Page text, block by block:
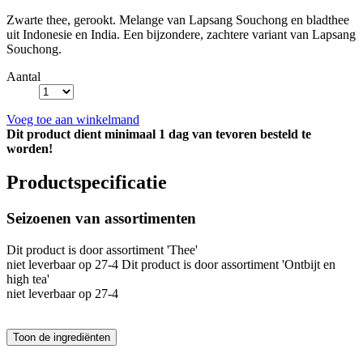
Zwarte thee, gerookt. Melange van Lapsang Souchong en bladthee
uit Indonesie en India. Een bijzondere, zachtere variant van Lapsang
Souchong.
Aantal
Voeg toe aan winkelmand
Dit product dient minimaal 1 dag van tevoren besteld te
worden!
Productspecificatie
Seizoenen van assortimenten
Dit product is door assortiment 'Thee'
niet leverbaar op 27-4 Dit product is door assortiment 'Ontbijt en
high tea'
niet leverbaar op 27-4